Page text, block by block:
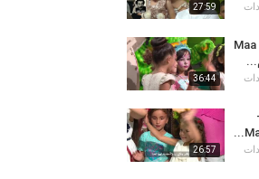
27:59
36:44
26:57